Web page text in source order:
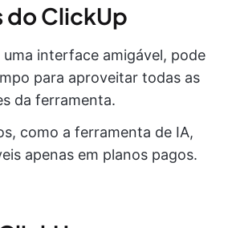
do ClickUp
interface amigável, pode
para aproveitar todas as
da ferramenta.
como a ferramenta de IA,
apenas em planos pagos.